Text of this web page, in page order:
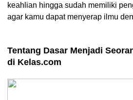
keahlian hingga sudah memiliki
agar kamu dapat menyerap ilmu
Tentang Dasar Menjadi
di Kelas.com